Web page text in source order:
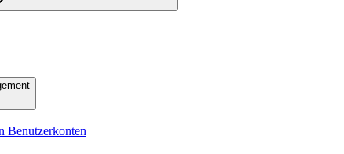
Benutzerkonten